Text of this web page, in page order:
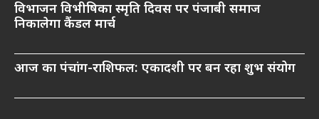
विभाजन विभीषिका स्मृति दिवस पर पंजाबी समाज
निकालेगा कैंडल मार्च
आज का पंचांग-राशिफल: एकादशी पर बन रहा शुभ संयोग